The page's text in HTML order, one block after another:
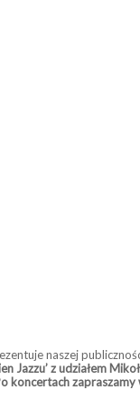
naszej
Jazzu’ z udziałem
koncertach